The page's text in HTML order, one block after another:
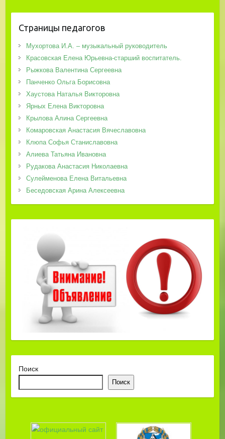
Страницы педагогов
Мухортова И.А. – музыкальный руководитель
Красовская Елена Юрьевна-старший воспитатель.
Рыжкова Валентина Сергеевна
Панченко Ольга Борисовна
Хаустова Наталья Викторовна
Ярных Елена Викторовна
Крылова Алина Сергеевна
Комаровская Анастасия Вячеславовна
Клюпа Софья Станиславовна
Алиева Татьяна Ивановна
Рудакова Анастасия Николаевна
Сулейменова Елена Витальевна
Беседовская Арина Алексеевна
Поиск
Поиск